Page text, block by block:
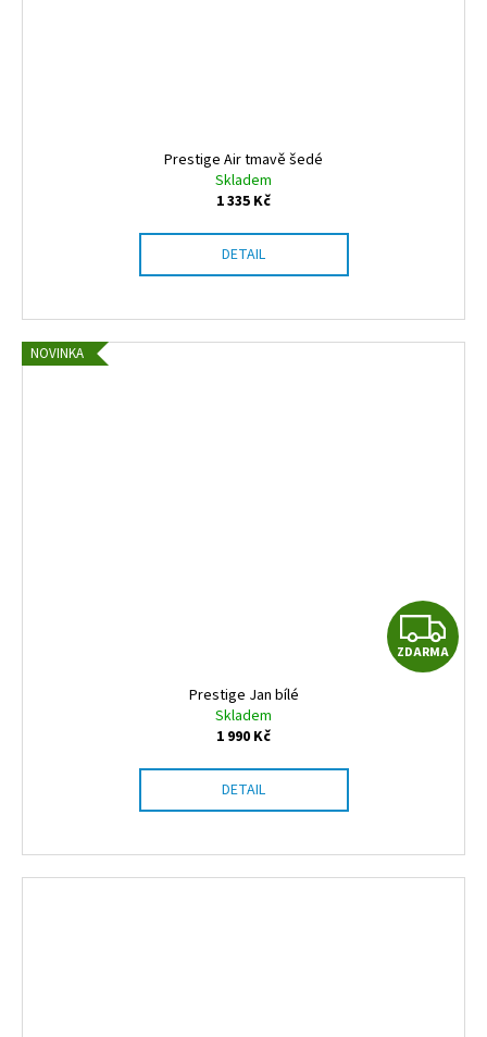
Prestige Air tmavě šedé
Skladem
1 335 Kč
DETAIL
NOVINKA
Z
D
A
ZDARMA
Prestige Jan bílé
Skladem
1 990 Kč
DETAIL